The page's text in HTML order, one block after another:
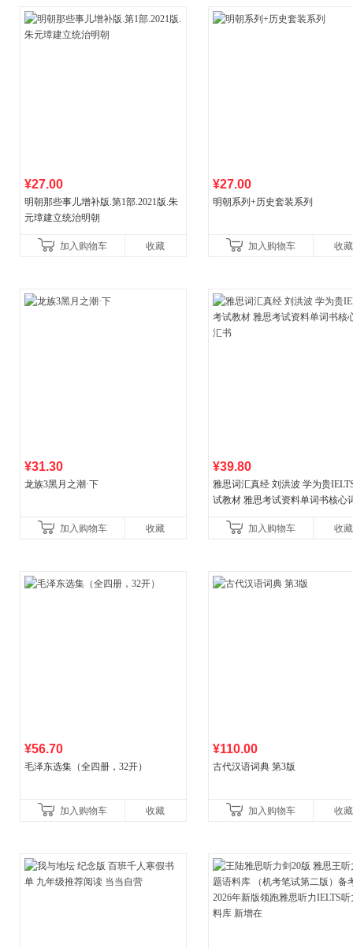
¥27.00
明朝那些事儿增补版.第1部.2021版.朱
元璋建立统治明朝
加入购物车 收藏
¥27.00
明朝系列+历史套装系列
加入购物车 收藏
¥31.30
龙族3黑月之潮·下
加入购物车 收藏
¥39.80
雅思词汇真经 刘洪波 学为贵
试教材 雅思考试资料单词书核心
加入购物车
收藏
¥56.70
毛泽东选集（全四册，32开）
加入购物车 收藏
¥110.00
古代汉语词典 第3版
加入购物车 收藏